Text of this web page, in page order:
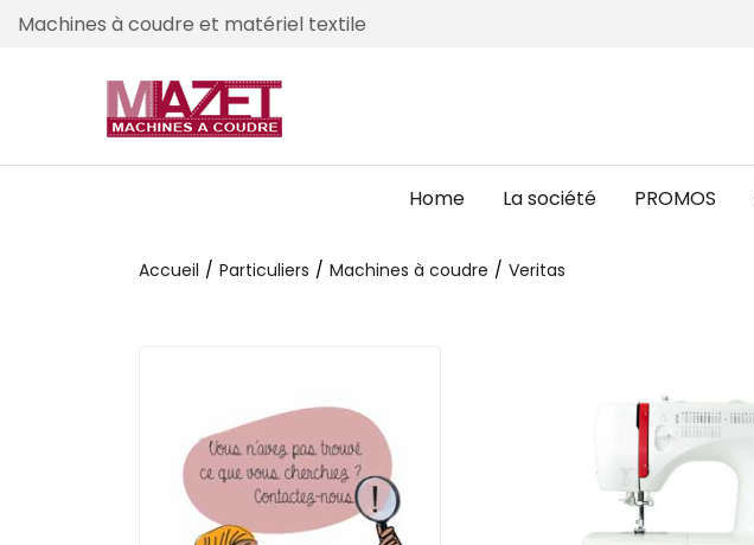
Machines à coudre et matériel textile
Home La société PROMOS
Accueil Particuliers Machines à coudre Veritas